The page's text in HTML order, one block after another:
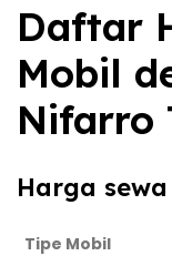
Daftar
Mobil
Nifarro
Harga
Tipe Mobil